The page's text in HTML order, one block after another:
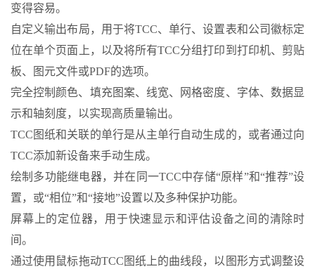
变得容易。
自定义输出布局，用于将TCC、单行、设置表和公司徽标定
位在单个页面上，以及将所有TCC分组打印到打印机、剪贴
板、图元文件或PDF的选项。
完全控制颜色、填充图案、线宽、网格密度、字体、数据显
示和轴刻度，以实现高质量输出。
TCC图纸和关联的单行是从主单行自动生成的，或者通过向
TCC添加新设备来手动生成。
绘制多功能继电器，并在同一TCC中存储“原样”和“推荐”设
置，或“相位”和“接地”设置以及多种保护功能。
屏幕上的定位器，用于快速显示和评估设备之间的清除时
间。
通过使用鼠标拖动TCC图纸上的曲线段，以图形方式调整设